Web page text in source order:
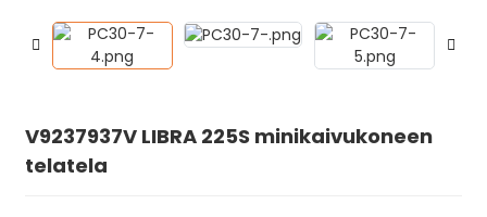
V9237937V LIBRA 225S minikaivukoneen
telatela